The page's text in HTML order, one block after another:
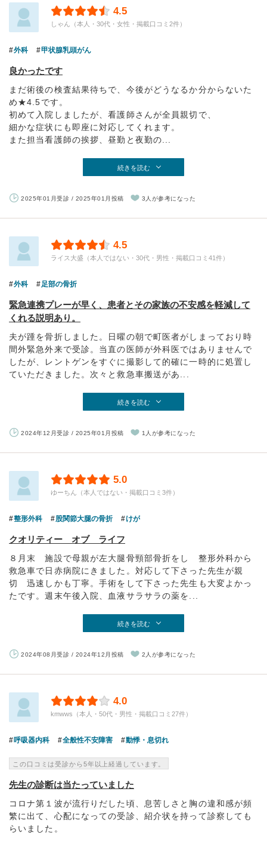
4.5
しゃん（本人・30代・女性・掲載口コミ2件）
外科 甲状腺乳頭がん
良かったです
まだ術後の検査結果待ちで、今後がどうなるか分からないた
め★4.5です。
初めて入院しましたが、看護師さんが全員親切で、
細かな症状にも即座に対応してくれます。
また担当看護師の挨拶、昼勤と夜勤の...
続きを読む
2025年01月受診 / 2025年01月投稿 3人が参考になった
4.5
ライス大盛（本人ではない・30代・男性・掲載口コミ41件）
外科 足部の骨折
緊急連携プレーが早く、患者とその家族の不安感を軽減して
くれる説明あり。
夫が踵を骨折しました。日曜の朝で町医者がしまっており時
間外緊急外来で受診。当直の医師が外科医ではありませんで
したが、レントゲンをすぐに撮影して的確に一時的に処置し
ていただきました。次々と救急車搬送があ...
続きを読む
2024年12月受診 / 2025年01月投稿 1人が参考になった
5.0
ゆーちん（本人ではない・掲載口コミ3件）
整形外科 股関節大腿の骨折 けが
クオリティー オブ ライフ
８月末 施設で母親が左大腿骨頸部骨折をし 整形外科から
救急車で日赤病院にきました。対応して下さった先生が親
切 迅速しかも丁寧。手術をして下さった先生も大変よかっ
たです。週末午後入院、血液サラサラの薬を...
続きを読む
2024年08月受診 / 2024年12月投稿 2人が参考になった
4.0
kmwws（本人・50代・男性・掲載口コミ27件）
呼吸器内科 全般性不安障害 動悸・息切れ
この口コミは受診から5年以上経過しています。
先生の診断は当たっていました
コロナ第１波が流行りだした頃、息苦しさと胸の違和感が頻
繁に出て、心配になっての受診、紹介状を持って診察しても
らいました。